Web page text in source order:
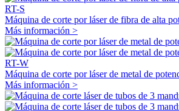
RT-S
Máquina de corte por láser de fibra de alta
Más información >
RT-W
Máquina de corte por láser de metal de
Más información >